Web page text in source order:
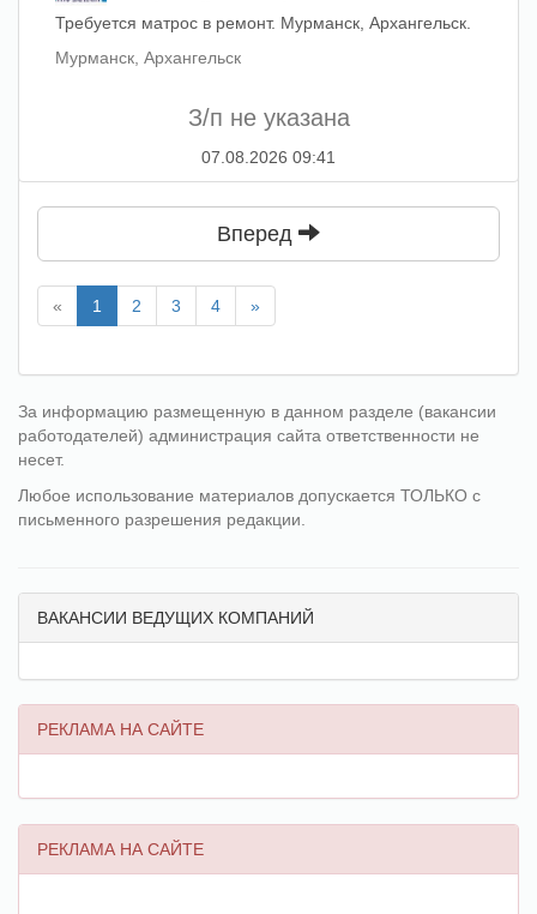
Требуется матрос в ремонт. Мурманск, Архангельск.
Мурманск, Архангельск
З/п не указана
07.08.2026 09:41
Вперед
« 1 2 3 4 »
За информацию размещенную в данном разделе (вакансии
работодателей) администрация сайта ответственности не
несет.
Любое использование материалов допускается ТОЛЬКО с
письменного разрешения редакции.
ВАКАНСИИ ВЕДУЩИХ КОМПАНИЙ
РЕКЛАМА НА САЙТЕ
РЕКЛАМА НА САЙТЕ